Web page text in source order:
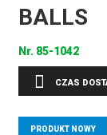
BALLS
Nr. 85-1042
CZAS
PRODUKT NOWY